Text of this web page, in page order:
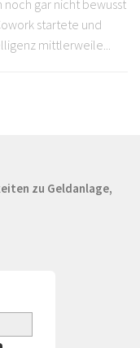
noch gar nicht bewusst
startete und
mittlerweile...
zu Geldanlage,